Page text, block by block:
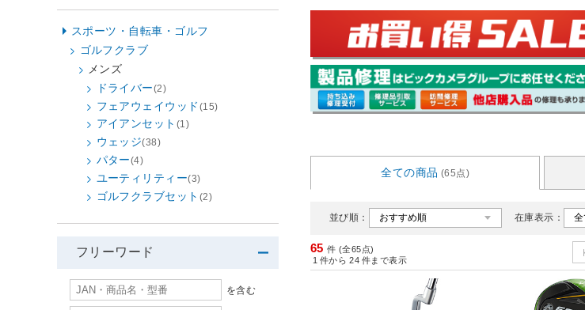
全ての商品 (65点)
並び順： 在庫表示：
65 件 (全65点)
1 件から 24 件まで表示
スポーツ・自転車・ゴルフ
ゴルフクラブ
メンズ
ドライバー(2)
フェアウェイウッド (15)
アイアンセット (1)
ウェッジ(38)
パター(4)
ユーティリティー(3)
ゴルフクラブセット (2)
フリーワード
を含む